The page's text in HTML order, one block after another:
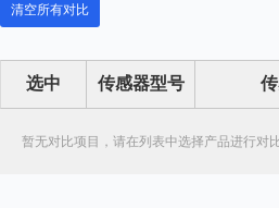
清空所有对比
选中 传感器型号
暂无对比项目，请在列表中选择产品进行对